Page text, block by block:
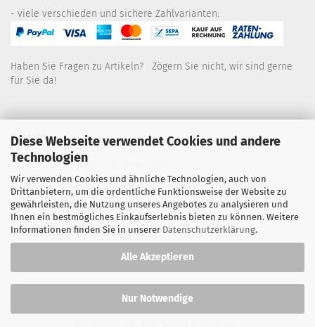
Diese Webseite verwendet Cookies und andere
Technologien
Wir verwenden Cookies und ähnliche Technologien, auch von
Drittanbietern, um die ordentliche Funktionsweise der Website zu
gewährleisten, die Nutzung unseres Angebotes zu analysieren und
Ihnen ein bestmögliches Einkaufserlebnis bieten zu können. Weitere
Informationen finden Sie in unserer Datenschutzerklärung.
Alle Akzeptieren
Nur Notwendige
- viele verschieden und sichere Zahlvarianten:
Haben Sie Fragen zu Artikeln? Zögern Sie nicht, wir sind gerne
für Sie da!
Kontakt
Wir sind für Sie wie folgt erreichbar:
Montag bis Donnerstag von 9 bis 16 Uhr
Telefon: 02445-8517300
Email: office@eosgroup.de